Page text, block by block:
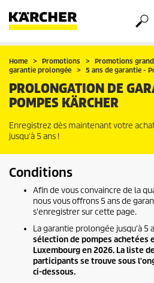
Panier
Mes Favoris
Home Promotions Promotions
garantie prolongée
5 ans de garantie -
PROLONGATION DE
POMPES KÄRCHER
Enregistrez dès maintenant votre
jusqu'à 5 ans !
Conditions
Afin de vous convaincre de la
nous vous offrons 5 ans de
s'enregistrer sur cette page.
La garantie prolongée jusqu'à 5
sélection de pompes achetées
Luxembourg en 2026. La liste
participants se trouve sous
ci-dessous.